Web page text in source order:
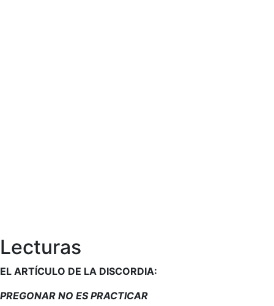
Lecturas
EL ARTÍCULO DE LA DISCORDIA:
PREGONAR NO ES PRACTICAR